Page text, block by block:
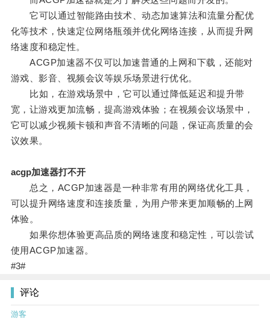
它可以通过智能路由技术、动态加速算法和流量分配优
化等技术，快速定位网络瓶颈并优化网络连接，从而提升网
络速度和稳定性。
ACGP加速器不仅可以加速普通的上网和下载，还能对
游戏、影音、视频会议等娱乐场景进行优化。
比如，在游戏场景中，它可以通过降低延迟和提升带
宽，让游戏更加流畅，提高游戏体验；在视频会议场景中，
它可以减少视频卡顿和声音不清晰的问题，保证高质量的会
议效果。
acgp加速器打不开
总之，ACGP加速器是一种非常有用的网络优化工具，
可以提升网络速度和连接质量，为用户带来更加顺畅的上网
体验。
如果你想体验更高品质的网络速度和稳定性，可以尝试
使用ACGP加速器。
#3#
评论
游客